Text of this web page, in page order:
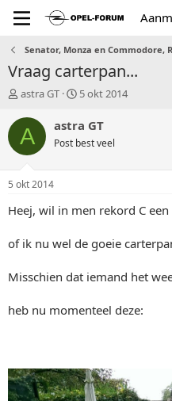
Senator, Monza en Commodore,
Vraag carterpan...
T
p
i
t
a
r
r
astra GT
S
a
t
u
5 okt 2014
A astra GT
Post best veel
5 okt 2014
Heej, wil in men rekord C
of ik nu wel de goeie
Misschien dat iemand het
heb nu momenteel deze: